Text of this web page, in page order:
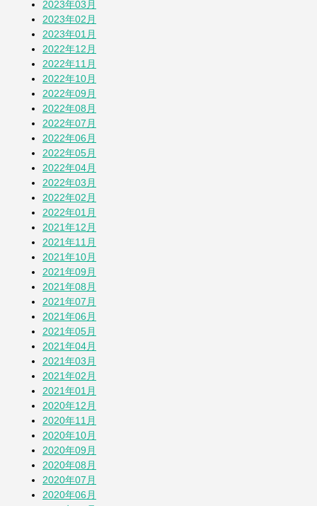
2023年03月
2023年02月
2023年01月
2022年12月
2022年11月
2022年10月
2022年09月
2022年08月
2022年07月
2022年06月
2022年05月
2022年04月
2022年03月
2022年02月
2022年01月
2021年12月
2021年11月
2021年10月
2021年09月
2021年08月
2021年07月
2021年06月
2021年05月
2021年04月
2021年03月
2021年02月
2021年01月
2020年12月
2020年11月
2020年10月
2020年09月
2020年08月
2020年07月
2020年06月